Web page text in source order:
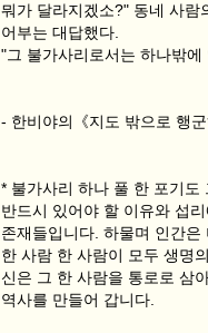
뭐가 달라지겠소?" 동네 사람
어부는 대답했다.
"그 불가사리로서는 하나밖
- 한비야의《지도 밖으로 행
* 불가사리 하나 풀 한 포기도
반드시 있어야 할 이유와 섭
존재들입니다. 하물며 인간은
한 사람 한 사람이 모두 생명
신은 그 한 사람을 통로로 삼
역사를 만들어 갑니다.